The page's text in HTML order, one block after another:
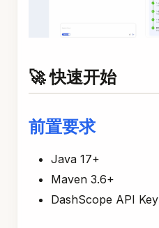
🚀 快速开始
前置要求
Java 17+
Maven 3.6+
DashScope API Key